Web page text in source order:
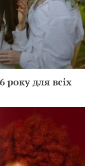
року для всіх